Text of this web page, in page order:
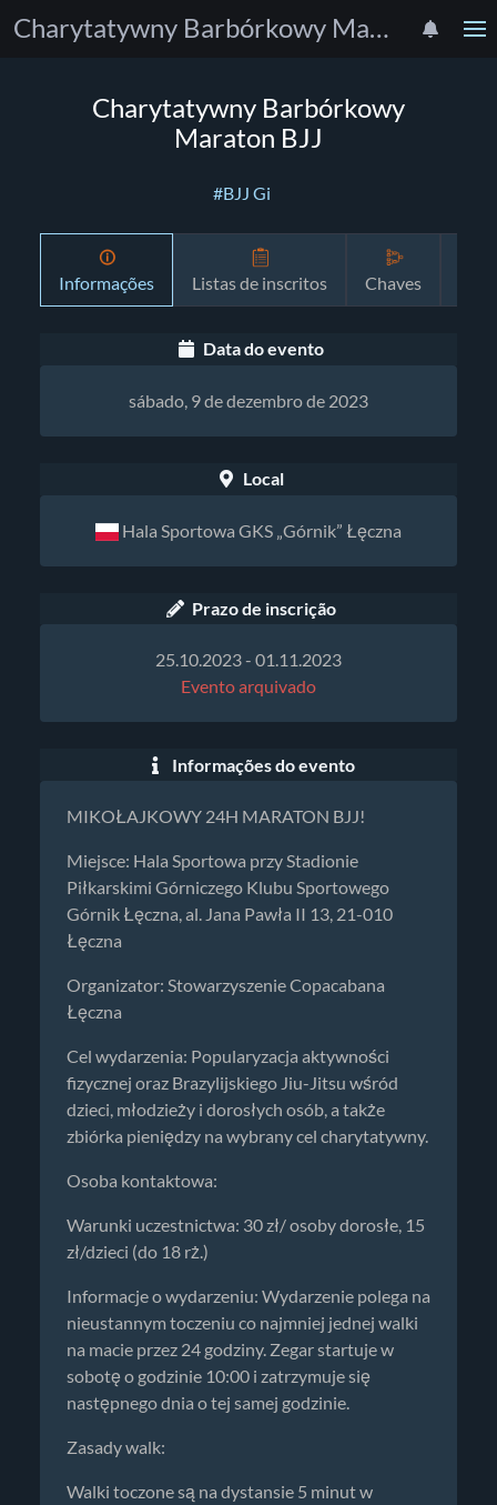
Charytatywny Barbórkowy Maraton BJJ
Charytatywny Barbórkowy
Maraton BJJ
#BJJ Gi
Informações Listas de inscritos Chaves
Data do evento
sábado, 9 de dezembro de 2023
Local
Hala Sportowa GKS „Górnik” Łęczna
Prazo de inscrição
25.10.2023 - 01.11.2023
Evento arquivado
Informações do evento
MIKOŁAJKOWY 24H MARATON BJJ!
Miejsce: Hala Sportowa przy Stadionie
Piłkarskimi Górniczego Klubu Sportowego
Górnik Łęczna, al. Jana Pawła II 13, 21-010
Łęczna
Organizator: Stowarzyszenie Copacabana
Łęczna
Cel wydarzenia: Popularyzacja aktywności
fizycznej oraz Brazylijskiego Jiu-Jitsu wśród
dzieci, młodzieży i dorosłych osób, a także
zbiórka pieniędzy na wybrany cel charytatywny.
Osoba kontaktowa:
Warunki uczestnictwa: 30 zł/ osoby dorosłe, 15
zł/dzieci (do 18 rż.)
Informacje o wydarzeniu: Wydarzenie polega na
nieustannym toczeniu co najmniej jednej walki
na macie przez 24 godziny. Zegar startuje w
sobotę o godzinie 10:00 i zatrzymuje się
następnego dnia o tej samej godzinie.
Zasady walk:
Walki toczone są na dystansie 5 minut w